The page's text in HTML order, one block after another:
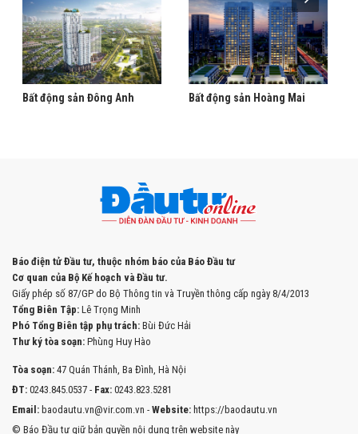
Bất động sản Đông Anh Bất động sản Hoàng Mai
Báo điện tử Đầu tư, thuộc nhóm báo của Báo Đầu tư
Cơ quan của Bộ Kế hoạch và Đầu tư.
Giấy phép số 87/GP do Bộ Thông tin và Truyền thông cấp ngày 8/4/2013
Tổng Biên Tập: Lê Trọng Minh
Phó Tổng Biên tập phụ trách: Bùi Đức Hải
Thư ký tòa soạn: Phùng Huy Hào
Tòa soạn: 47 Quán Thánh, Ba Đình, Hà Nội
ĐT: 0243.845.0537 - Fax: 0243.823.5281
Email: baodautu.vn@vir.com.vn - Website: https://baodautu.vn
© Báo Đầu tư giữ bản quyền nội dung trên website này